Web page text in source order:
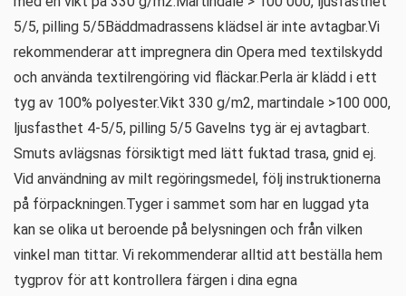
5/5, pilling 5/5Bäddmadrassens klädsel är inte avtagbar.Vi
rekommenderar att impregnera din Opera med textilskydd
och använda textilrengöring vid fläckar.Perla är klädd i ett
tyg av 100% polyester.Vikt 330 g/m2, martindale >100 000,
ljusfasthet 4-5/5, pilling 5/5 Gavelns tyg är ej avtagbart.
Smuts avlägsnas försiktigt med lätt fuktad trasa, gnid ej.
Vid användning av milt regöringsmedel, följ instruktionerna
på förpackningen.Tyger i sammet som har en luggad yta
kan se olika ut beroende på belysningen och från vilken
vinkel man tittar. Vi rekommenderar alltid att beställa hem
tygprov för att kontrollera färgen i dina egna